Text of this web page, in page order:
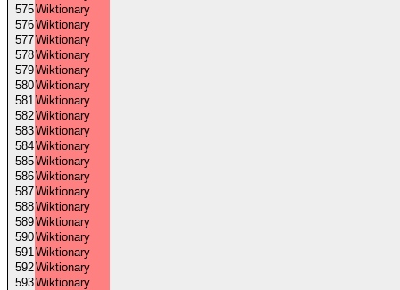
575Wiktionary
576Wiktionary
577Wiktionary
578Wiktionary
579Wiktionary
580Wiktionary
581Wiktionary
582Wiktionary
583Wiktionary
584Wiktionary
585Wiktionary
586Wiktionary
587Wiktionary
588Wiktionary
589Wiktionary
590Wiktionary
591Wiktionary
592Wiktionary
593Wiktionary